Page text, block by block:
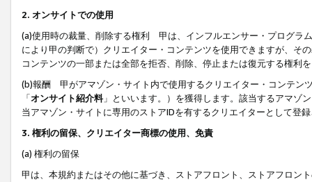
2. オンサイトでの使用
(a)使用時の裁量、削除する権利 甲は、インフルエンサー・プログラ
により甲の判断で）クリエイター・コンテンツを使用できますが、そ
コンテンツの一部または全部を拒否、削除、停止または復元する権利
(b)報酬 甲がアマゾン・サイト内で使用するクリエイター・コンテン
「オンサイト紹介料」といいます。）を獲得します。該当するアマゾ
当アマゾン・サイトに専用のストアIDを有するクリエイターとして登
3. 権利の留保、クリエイター商標の使用、免責
(a) 権利の留保
甲は、本規約またはその他に基づき、ストアフロント、ストアフロン